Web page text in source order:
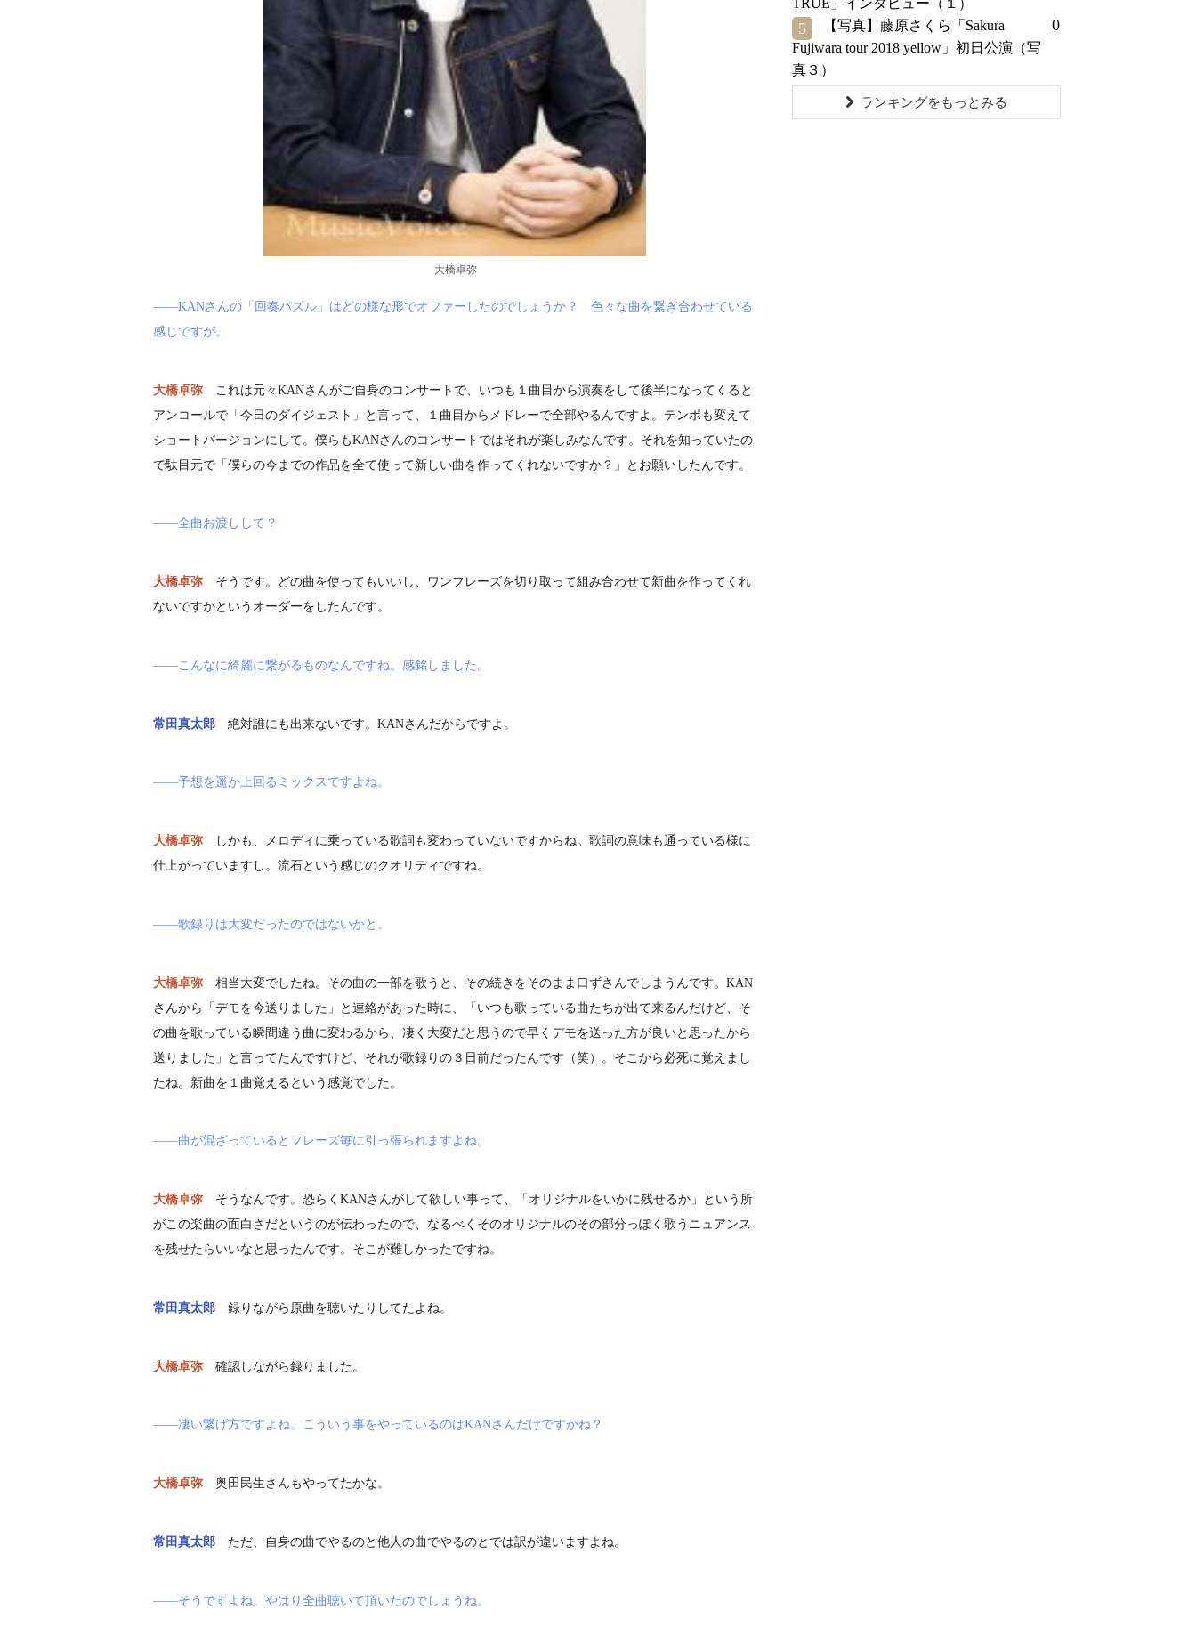
大橋卓弥
――KANさんの「回奏パズル」はどの様な形でオファーしたのでしょうか？ 色々な曲を繋ぎ合わせている
感じですが。
大橋卓弥
これは元々KANさんがご自身のコンサートで、いつも１曲目から演奏をして後半になってくると
アンコールで「今日のダイジェスト」と言って、１曲目からメドレーで全部やるんですよ。テンポも変えて
ショートバージョンにして。僕らもKANさんのコンサートではそれが楽しみなんです。それを知っていたの
で駄目元で「僕らの今までの作品を全て使って新しい曲を作ってくれないですか？」とお願いしたんです。
――全曲お渡しして？
大橋卓弥 そうです。どの曲を使ってもいいし、ワンフレーズを切り取って組み合わせて新曲を作ってくれ
ないですかというオーダーをしたんです。
――こんなに綺麗に繋がるものなんですね。感銘しました。
常田真太郎 絶対誰にも出来ないです。KANさんだからですよ。
――予想を遥か上回るミックスですよね。
大橋卓弥
しかも、メロディに乗っている歌詞も変わっていないですからね。歌詞の意味も通っている様に
仕上がっていますし。流石という感じのクオリティですね。
――歌録りは大変だったのではないかと。
大橋卓弥 相当大変でしたね。その曲の一部を歌うと、その続きをそのまま口ずさんでしまうんです。KAN
さんから「デモを今送りました」と連絡があった時に、「いつも歌っている曲たちが出て来るんだけど、そ
の曲を歌っている瞬間違う曲に変わるから、凄く大変だと思うので早くデモを送った方が良いと思ったから
送りました」と言ってたんですけど、それが歌録りの３日前だったんです（笑）。そこから必死に覚えまし
たね。新曲を１曲覚えるという感覚でした。
――曲が混ざっているとフレーズ毎に引っ張られますよね。
大橋卓弥 そうなんです。恐らくKANさんがして欲しい事って、「オリジナルをいかに残せるか」という所
がこの楽曲の面白さだというのが伝わったので、なるべくそのオリジナルのその部分っぽく歌うニュアンス
を残せたらいいなと思ったんです。そこが難しかったですね。
常田真太郎 録りながら原曲を聴いたりしてたよね。
大橋卓弥 確認しながら録りました。
――凄い繋げ方ですよね。こういう事をやっているのはKANさんだけですかね？
大橋卓弥 奥田民生さんもやってたかな。
常田真太郎 ただ、自身の曲でやるのと他人の曲でやるのとでは訳が違いますよね。
――そうですよね。やはり全曲聴いて頂いたのでしょうね。
TRUE」インタビュー（１）
5
【写真】藤原さくら「Sakura
Fujiwara tour 2018 yellow」初日公演（写
真３）
0
ランキングをもっとみる